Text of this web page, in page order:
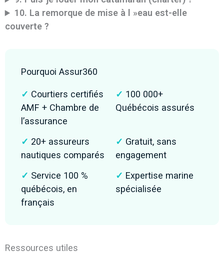
10. La remorque de mise à l »eau est-elle
couverte ?
Pourquoi Assur360
✓ Courtiers certifiés
AMF + Chambre de
l’assurance
✓ 100 000+
Québécois assurés
✓ 20+ assureurs
nautiques comparés
✓ Gratuit, sans
engagement
✓ Service 100 %
québécois, en
français
✓ Expertise marine
spécialisée
Ressources utiles